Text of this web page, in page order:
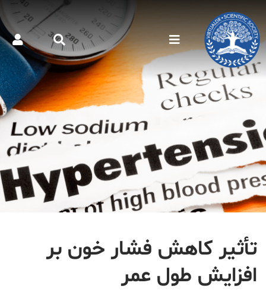
تأثير كاهش فشار خون بر
افزايش طول عمر